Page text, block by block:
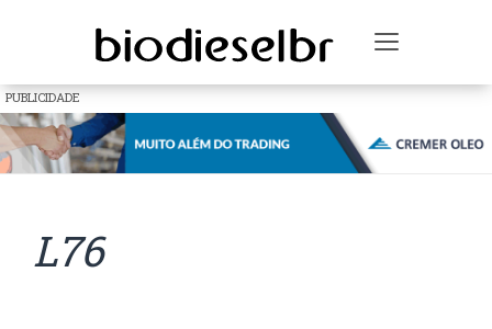
Toggle
PUBLICIDADE
L76